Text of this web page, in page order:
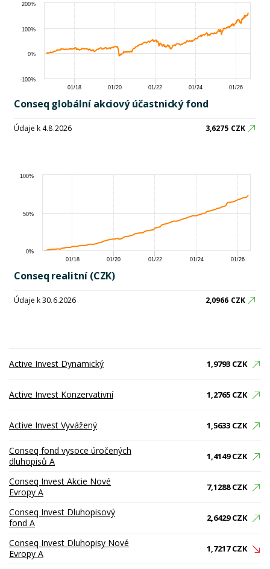
01/18 01/20 01/22 01/24 01/26
-100%
0%
100%
200%
Conseq globální akciový účastnický fond
Údaje k 4.8.2026 3,6275 CZK
01/18 01/20 01/22 01/24 01/26
0%
50%
100%
Conseq realitní (CZK)
Údaje k 30.6.2026 2,0966 CZK
Active Invest Dynamický 1,9793 CZK
Active Invest Konzervativní 1,2765 CZK
Active Invest Vyvážený 1,5633 CZK
Conseq fond vysoce úročených
dluhopisů A
1,4149 CZK
Conseq Invest Akcie Nové
Evropy A
7,1288 CZK
Conseq Invest Dluhopisový
fond A
2,6429 CZK
Conseq Invest Dluhopisy Nové
Evropy A
1,7217 CZK